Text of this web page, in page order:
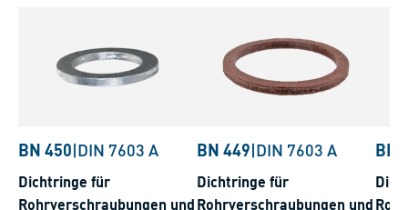
BN 450|DIN 7603 A
Dichtringe für
Rohrverschraubungen und
BN 449|DIN 7603 A
Dichtringe für
Rohrverschraubungen und
BN